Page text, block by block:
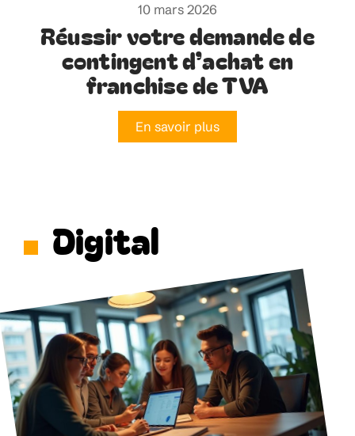
10 mars 2026
Réussir votre demande de
contingent d’achat en
franchise de TVA
En savoir plus
Digital